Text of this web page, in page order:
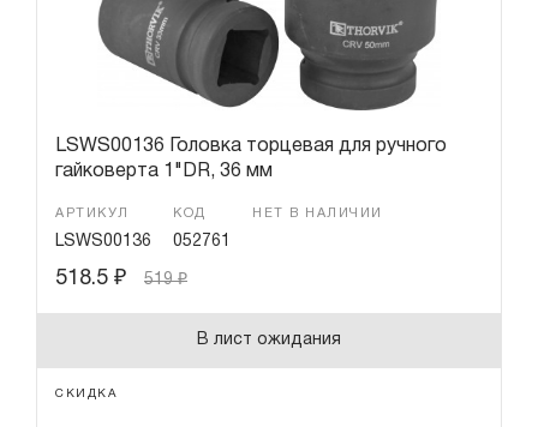
LSWS00136 Головка торцевая для ручного
гайковерта 1"DR, 36 мм
АРТИКУЛ
LSWS00136
КОД
052761
НЕТ В НАЛИЧИИ
518.5 ₽ 519₽
В лист ожидания
СКИДКА